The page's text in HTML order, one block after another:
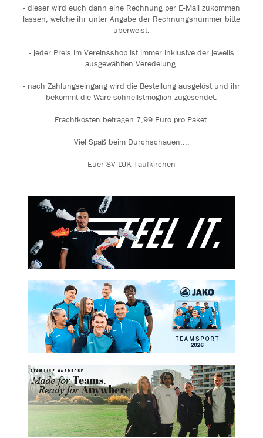
- dieser wird euch dann eine Rechnung per E-Mail zukommen
lassen, welche ihr unter Angabe der Rechnungsnummer bitte
überweist.
- jeder Preis im Vereinsshop ist immer inklusive der jeweils
ausgewählten Veredelung.
- nach Zahlungseingang wird die Bestellung ausgelöst und ihr
bekommt die Ware schnellstmöglich zugesendet.
Frachtkosten betragen 7,99 Euro pro Paket.
Viel Spaß beim Durchschauen....
Euer SV-DJK Taufkirchen